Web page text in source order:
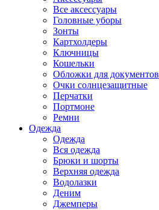
Все аксессуары
Головные уборы
Зонты
Картхолдеры
Ключницы
Кошельки
Обложки для документов
Очки солнцезащитные
Перчатки
Портмоне
Ремни
Одежда
Одежда
Вся одежда
Брюки и шорты
Верхняя одежда
Водолазки
Деним
Джемперы